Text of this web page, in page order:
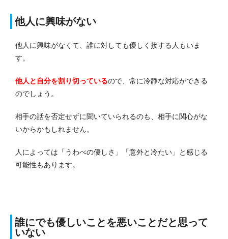
他人に興味がない
他人に興味がなくて、誰に対しても優しく接する人もいま
す。
他人と自分を割り切っているので、常に冷静な対応ができる
のでしょう。
相手の話を否定せずに聞いていられるのも、相手に関心がな
いからかもしれません。
人によっては「うわべの優しさ」「意外と冷たい」と感じる
可能性もあります。
誰にでも優しいことを悪いことだと思って
いない